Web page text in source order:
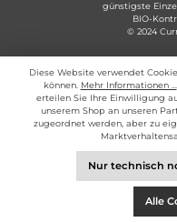
günstigste
BIO-
© 2024
Diese Website verwendet
können. Mehr Informationen ...
erteilen Sie Ihre Einwilligung
unserem Shop an unseren
zugeordnet werden, aber zu
Nur technisch
Alle